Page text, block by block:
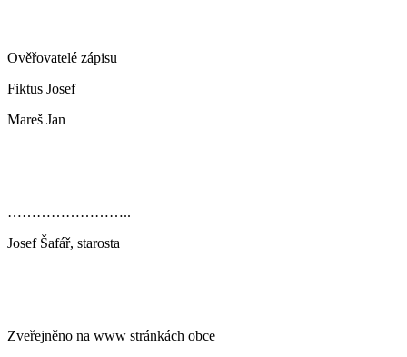
Ověřovatelé zápisu
Fiktus Josef
Mareš Jan
……………………..
Josef Šafář, starosta
Zveřejněno na www stránkách obce